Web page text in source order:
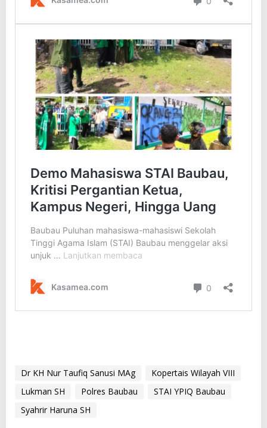
Dr KH Nur Taufiq Sanusi MAg
Kopertais Wilayah VIII
Lukman SH
Polres Baubau
STAI YPIQ Baubau
Syahrir Haruna SH